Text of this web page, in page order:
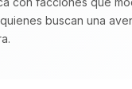
buscan una